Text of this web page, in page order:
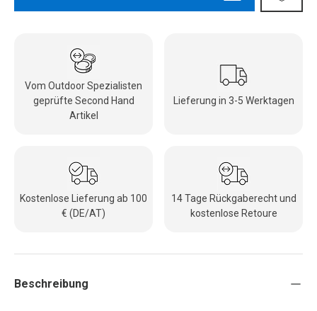
Vom Outdoor Spezialisten
geprüfte Second Hand
Artikel
Lieferung in 3-5 Werktagen
Kostenlose Lieferung ab 100
€ (DE/AT)
14 Tage Rückgaberecht und
kostenlose Retoure
Beschreibung